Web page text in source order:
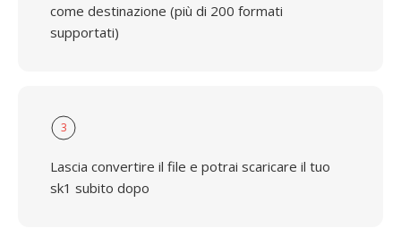
come destinazione (più di 200 formati
supportati)
3
Lascia convertire il file e potrai scaricare il tuo
sk1 subito dopo